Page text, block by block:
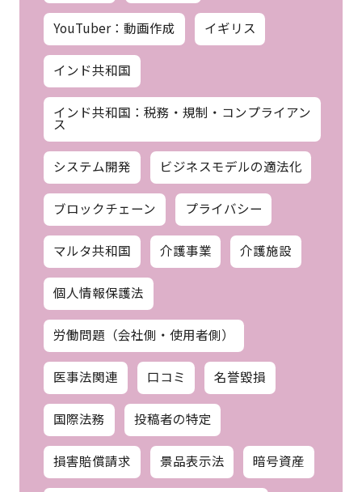
YouTuber：動画作成 イギリス
インド共和国
インド共和国：税務・規制・コンプライアン
ス
システム開発 ビジネスモデルの適法化
ブロックチェーン プライバシー
マルタ共和国 介護事業 介護施設
個人情報保護法
労働問題（会社側・使用者側）
医事法関連 口コミ 名誉毀損
国際法務 投稿者の特定
損害賠償請求 景品表示法 暗号資産